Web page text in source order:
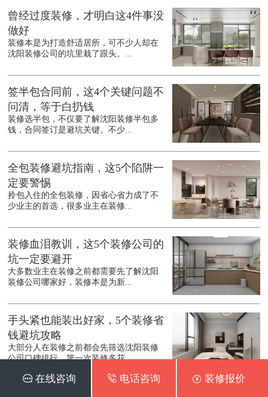
曾经过度装修，才明白这4件事没
做好
装修本是为打造舒适居所，可不少人却在
沈阳装修公司的坑里栽了跟头。...
签半包合同前，这4个关键问题不
问清，等于白扔钱
装修选半包，不仅要了解沈阳装修半包多
钱，合同签订是避坑关键。不少...
全包装修避坑指南，这5个陷阱一
定要警惕
拎包入住的全包装修，因省心省力成了不
少业主的首选，很多业主在装修...
装修血泪教训，这5个装修公司的
坑一定要避开
大多数业主在装修之前都需要先了解沈阳
装修公司哪家好，装修本是为新...
手头紧也能装出好家，5个装修省
钱避坑攻略
大部分人在装修之前都会先筛选沈阳装修
公司口碑排行，第一次装修多花...
 在线咨询  电话咨询  装修报价